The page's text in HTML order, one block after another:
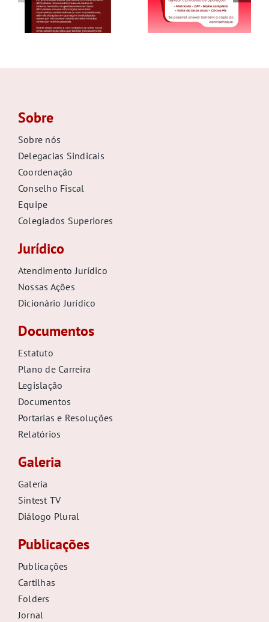
Sobre
Sobre nós
Delegacias Sindicais
Coordenação
Conselho Fiscal
Equipe
Colegiados Superiores
Jurídico
Atendimento Jurídico
Nossas Ações
Dicionário Jurídico
Documentos
Estatuto
Plano de Carreira
Legislação
Documentos
Portarias e Resoluções
Relatórios
Galeria
Galeria
Sintest TV
Diálogo Plural
Publicações
Publicações
Cartilhas
Folders
Jornal